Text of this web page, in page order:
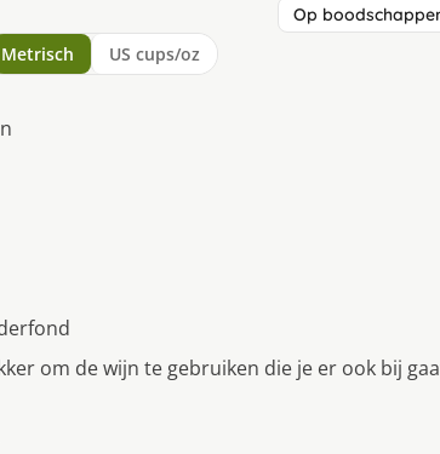
Op
Metrisch US cups/oz
om de wijn te gebruiken die je er ook bij